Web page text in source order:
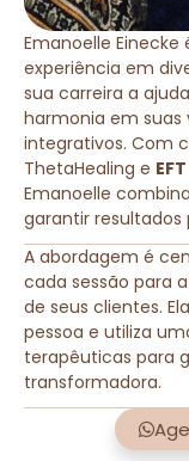
Emanoelle
experiência em
sua carreira a
harmonia em suas
integrativos. Com
ThetaHealing e
Emanoelle
garantir resultados
A abordagem é
cada sessão para
de seus clientes.
pessoa e utiliza
terapêuticas para
transformadora.